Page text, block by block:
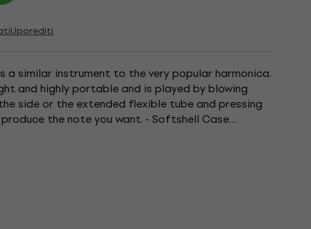
Uporediti
a similar instrument to the very popular harmonica.
and highly portable and is played by blowing
side or the extended flexible tube and pressing
the note you want. - Softshell Case